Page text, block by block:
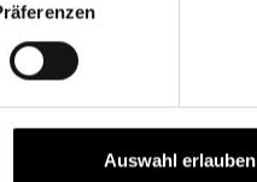
Auswahl erlauben
DEPOT